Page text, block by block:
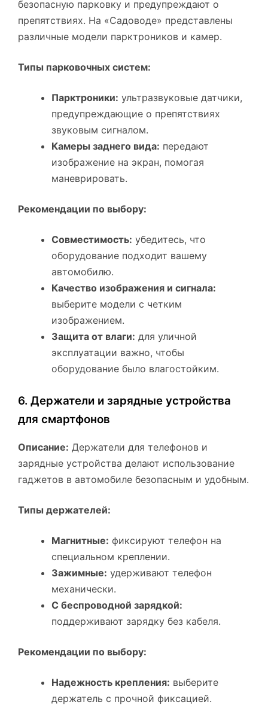
безопасную парковку и предупреждают о
препятствиях. На «Садоводе» представлены
различные модели парктроников и камер.
Типы парковочных систем:
Парктроники: ультразвуковые датчики,
предупреждающие о препятствиях
звуковым сигналом.
Камеры заднего вида: передают
изображение на экран, помогая
маневрировать.
Рекомендации по выбору:
Совместимость: убедитесь, что
оборудование подходит вашему
автомобилю.
Качество изображения и сигнала:
выберите модели с четким
изображением.
Защита от влаги: для уличной
эксплуатации важно, чтобы
оборудование было влагостойким.
6. Держатели и зарядные устройства
для смартфонов
Описание: Держатели для телефонов и
зарядные устройства делают использование
гаджетов в автомобиле безопасным и удобным.
Типы держателей:
Магнитные: фиксируют телефон на
специальном креплении.
Зажимные: удерживают телефон
механически.
С беспроводной зарядкой:
поддерживают зарядку без кабеля.
Рекомендации по выбору:
Надежность крепления: выберите
держатель с прочной фиксацией.